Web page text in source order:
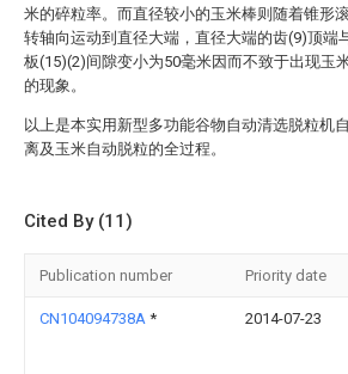
米的碎粒率。而直径较小的玉米棒则随着锥形
转轴向运动到直径大端，直径大端的齿(9)顶端
板(15)(2)间隙变小为50毫米因而不致于出现玉
的现象。
以上是本实用新型多功能谷物自动清选脱粒机
离及玉米自动脱粒的全过程。
Cited By (11)
Publication number Priority date
CN104094738A * 2014-07-23